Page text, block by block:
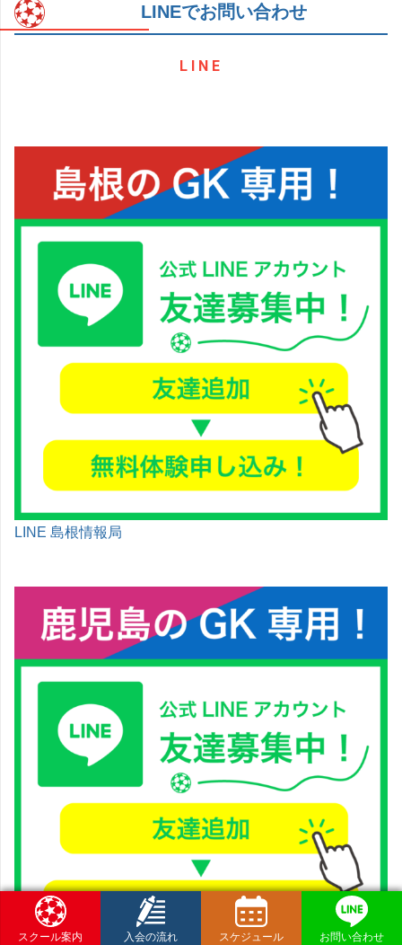
LINEでお問い合わせ
LINE
LINE 島根情報局
スクール案内 入会の流れ スケジュール お問い合わせ